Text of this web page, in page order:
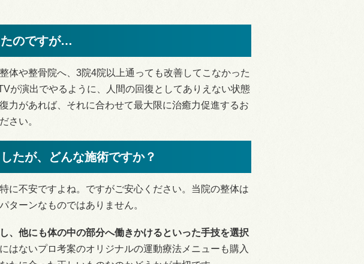
たのですが…
体や整骨院へ、3院4院以上通っても改善してこなかった
が演出でやるように、人間の回復としてありえない状態
力があれば、それに合わせて最大限に治癒力促進するお
さい。
たが、どんな施術ですか？
に不安ですよね。ですがご安心ください。当院の整体は
ターンなものではありません。
、他にも体の中の部分へ働きかけるといった手技を選択
はないプロ考案のオリジナルの運動療法メニューも購入